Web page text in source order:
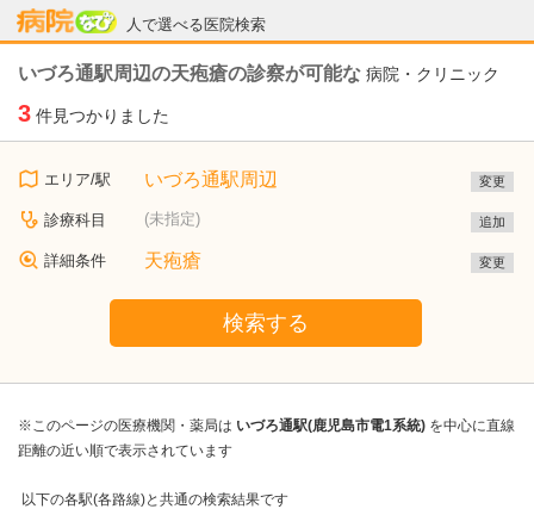
人で選べる医院検索
病院なび
いづろ通駅周辺の天疱瘡の診察が可能な 病院・クリニック
3 件見つかりました
エリア/駅 いづろ通駅周辺 変更
診療科目 (未指定) 追加
詳細条件 天疱瘡 変更
検索する
※このページの医療機関・薬局は いづろ通駅(鹿児島市電1系統) を中心に直線
距離の近い順で表示されています
以下の各駅(各路線)と共通の検索結果です